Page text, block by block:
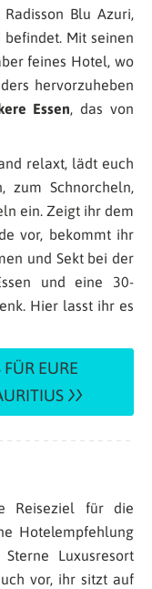
Blu Azuri,
Mit seinen
feines Hotel, wo
hervorzuheben
Essen, das von
relaxt, lädt euch
zum Schnorcheln,
ein. Zeigt ihr dem
vor, bekommt ihr
und Sekt bei der
und eine 30-
Hier lasst ihr es
EURE
Reiseziel für die
Hotelempfehlung
Luxusresort
vor, ihr sitzt auf